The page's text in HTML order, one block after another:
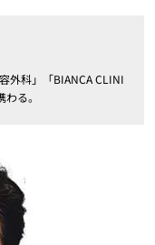
外科」「BIANCA CLINI
る。